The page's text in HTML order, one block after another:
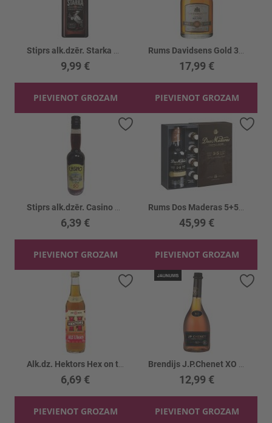
9,99 €
PIEVIENOT GROZAM
17,99 €
PIEVIENOT GROZAM
6,39 €
PIEVIENOT GROZAM
Pievienot vēlmju sarakstam
45,99 €
PIEVIENOT GROZAM
6,69 €
PIEVIENOT GROZAM
Pievienot vēlmju sarakstam
12,99 €
PIEVIENOT GROZAM